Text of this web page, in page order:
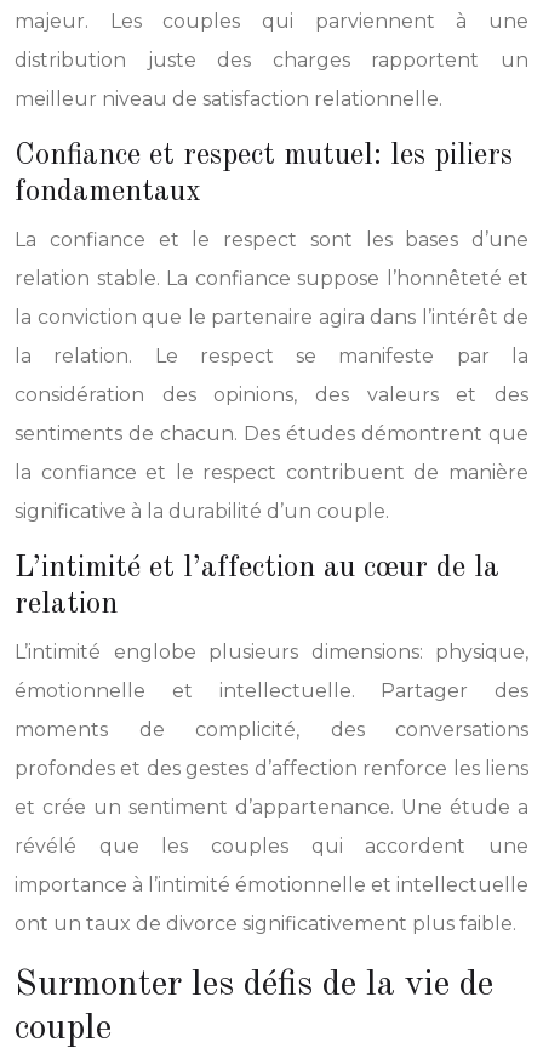
majeur. Les couples qui parviennent à une
distribution juste des charges rapportent un
meilleur niveau de satisfaction relationnelle.
Confiance et respect mutuel: les piliers
fondamentaux
La confiance et le respect sont les bases d’une
relation stable. La confiance suppose l’honnêteté et
la conviction que le partenaire agira dans l’intérêt de
la relation. Le respect se manifeste par la
considération des opinions, des valeurs et des
sentiments de chacun. Des études démontrent que
la confiance et le respect contribuent de manière
significative à la durabilité d’un couple.
L’intimité et l’affection au cœur de la
relation
L’intimité englobe plusieurs dimensions: physique,
émotionnelle et intellectuelle. Partager des
moments de complicité, des conversations
profondes et des gestes d’affection renforce les liens
et crée un sentiment d’appartenance. Une étude a
révélé que les couples qui accordent une
importance à l’intimité émotionnelle et intellectuelle
ont un taux de divorce significativement plus faible.
Surmonter les défis de la vie de
couple